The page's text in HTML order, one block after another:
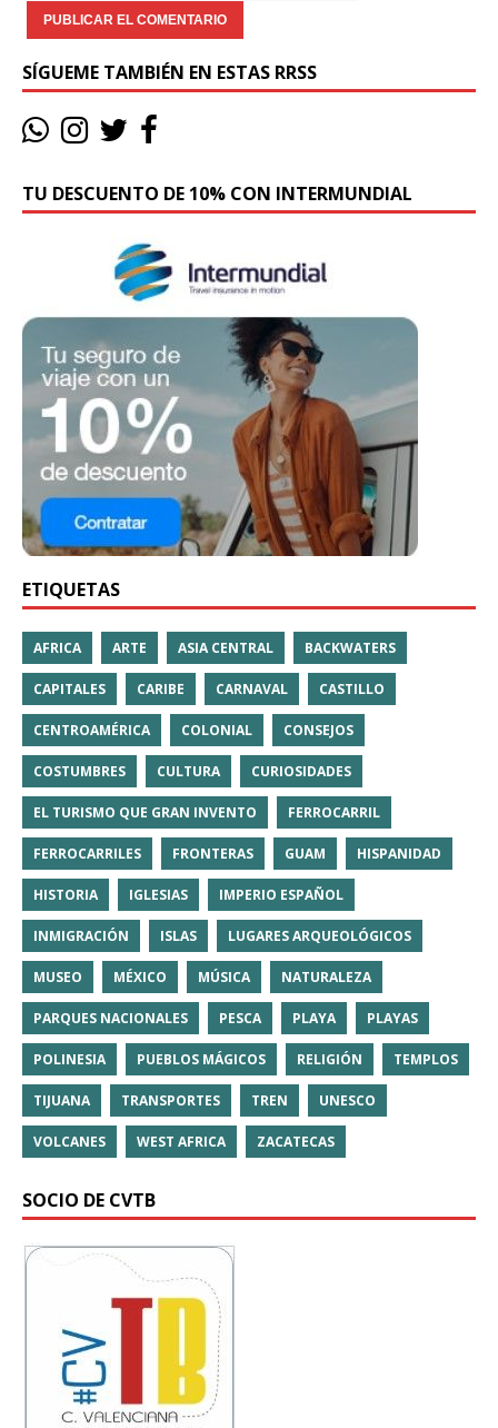
SÍGUEME TAMBIÉN EN ESTAS RRSS
TU DESCUENTO DE 10% CON INTERMUNDIAL
ETIQUETAS
AFRICA ARTE ASIA CENTRAL BACKWATERS
CAPITALES CARIBE CARNAVAL CASTILLO
CENTROAMÉRICA COLONIAL CONSEJOS
COSTUMBRES CULTURA CURIOSIDADES
EL TURISMO QUE GRAN INVENTO FERROCARRIL
FERROCARRILES FRONTERAS GUAM HISPANIDAD
HISTORIA IGLESIAS IMPERIO ESPAÑOL
INMIGRACIÓN ISLAS LUGARES ARQUEOLÓGICOS
MUSEO MÉXICO MÚSICA NATURALEZA
PARQUES NACIONALES PESCA PLAYA PLAYAS
POLINESIA PUEBLOS MÁGICOS RELIGIÓN TEMPLOS
TIJUANA TRANSPORTES TREN UNESCO
VOLCANES WEST AFRICA ZACATECAS
SOCIO DE CVTB